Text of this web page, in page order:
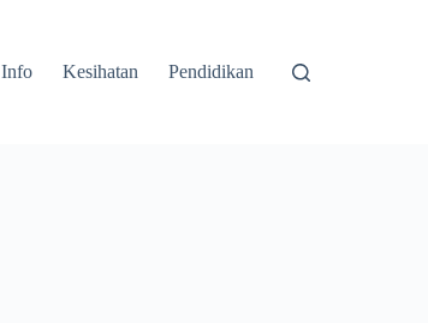
Info
Kesihatan Pendidikan